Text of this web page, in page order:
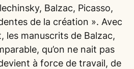
Balzac, Picasso,
de la création ». Avec
les manuscrits de Balzac,
qu’on ne nait pas
à force de travail, de